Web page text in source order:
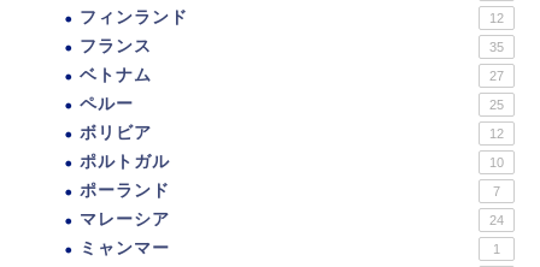
フィンランド 12
フランス 35
ベトナム 27
ペルー 25
ボリビア 12
ポルトガル 10
ポーランド 7
マレーシア 24
ミャンマー 1